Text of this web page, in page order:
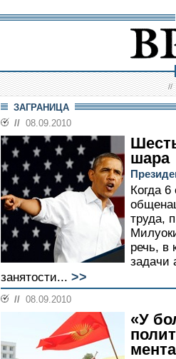
//
ЗАГРАНИЦА
// 08.09.2010
шара
Когда
труда,
речь, в
задачи
занятости... >>
// 08.09.2010
«У